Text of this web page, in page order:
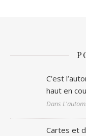
C’est
haut en
Dans
Cartes et